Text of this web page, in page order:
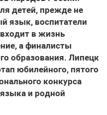
детей, прежде не
язык, воспитатели
в жизнь
а финалисты
образования. Липецк
юбилейного, пятого
конкурса
и родной